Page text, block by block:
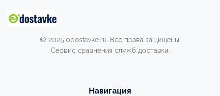
© 2025 odostavke.ru. Все права защищены.
Сервис сравнения служб доставки.
Навигация